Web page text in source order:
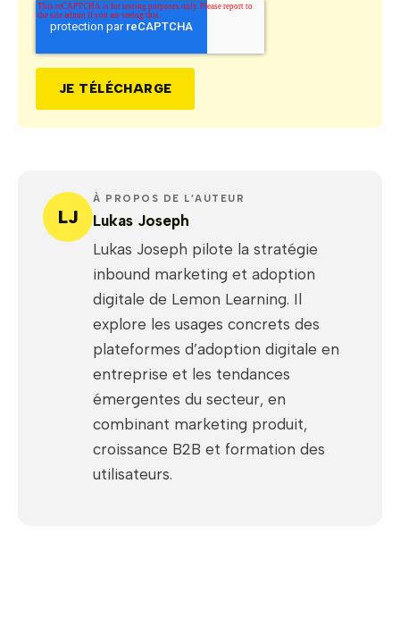
LJ
À PROPOS DE L’AUTEUR
Lukas Joseph
Lukas Joseph pilote la stratégie
inbound marketing et adoption
digitale de Lemon Learning. Il
explore les usages concrets des
plateformes d’adoption digitale en
entreprise et les tendances
émergentes du secteur, en
combinant marketing produit,
croissance B2B et formation des
utilisateurs.